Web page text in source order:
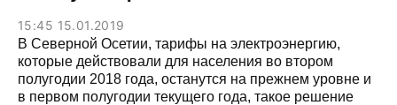
15:45 15.01.2019
В Северной Осетии, тарифы на электроэнергию,
которые действовали для населения во втором
полугодии 2018 года, останутся на прежнем уровне и
в первом полугодии текущего года, такое решение